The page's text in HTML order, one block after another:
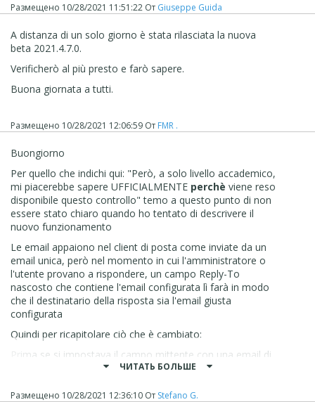
Размещено 10/28/2021 11:51:22 От Giuseppe Guida
A distanza di un solo giorno è stata rilasciata la nuova
beta 2021.4.7.0.
Verificherò al più presto e farò sapere.
Buona giornata a tutti.
Размещено 10/28/2021 12:06:59 От FMR .
Buongiorno
Per quello che indichi qui: "Però, a solo livello accademico,
mi piacerebbe sapere UFFICIALMENTE perchè viene reso
disponibile questo controllo" temo a questo punto di non
essere stato chiaro quando ho tentato di descrivere il
nuovo funzionamento
Le email appaiono nel client di posta come inviate da un
email unica, però nel momento in cui l'amministratore o
l'utente provano a rispondere, un campo Reply-To
nascosto che contiene l'email configurata lì farà in modo
che il destinatario della risposta sia l'email giusta
configurata
Quindi per ricapitolare ciò che è cambiato:
Prima se si impostava il campo mittente con una email di
un utente, le email potevano non partire perchè la
solo da email dello stesso dominio del sito. Quindi ora
ЧИТАТЬ БОЛЬШЕ
Размещено 10/28/2021 12:36:10 От Stefano G.